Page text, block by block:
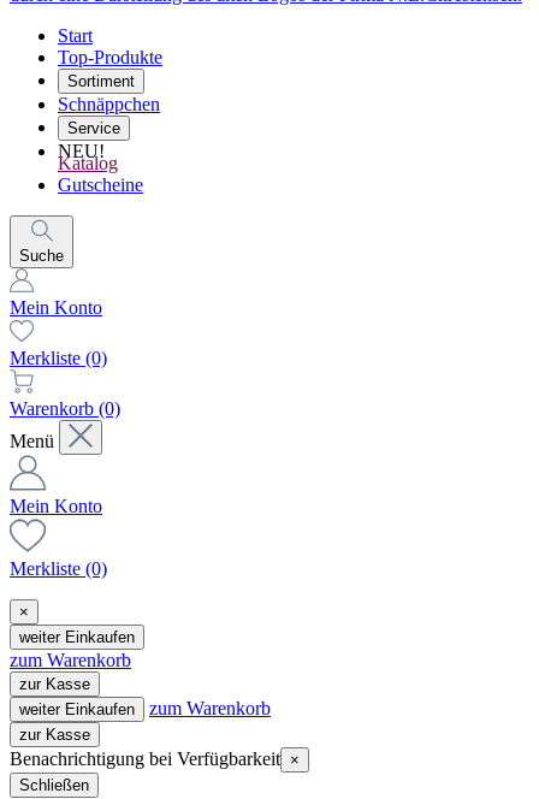
Start
Top-Produkte
Sortiment
Schnäppchen
Service
NEU!
Katalog
Gutscheine
Suche
Mein Konto
Merkliste (0)
Warenkorb (0)
Menü
Mein Konto
Merkliste (0)
×
weiter Einkaufen
zum Warenkorb
zur Kasse
weiter Einkaufen
zum Warenkorb
zur Kasse
Benachrichtigung bei Verfügbarkeit ×
Schließen